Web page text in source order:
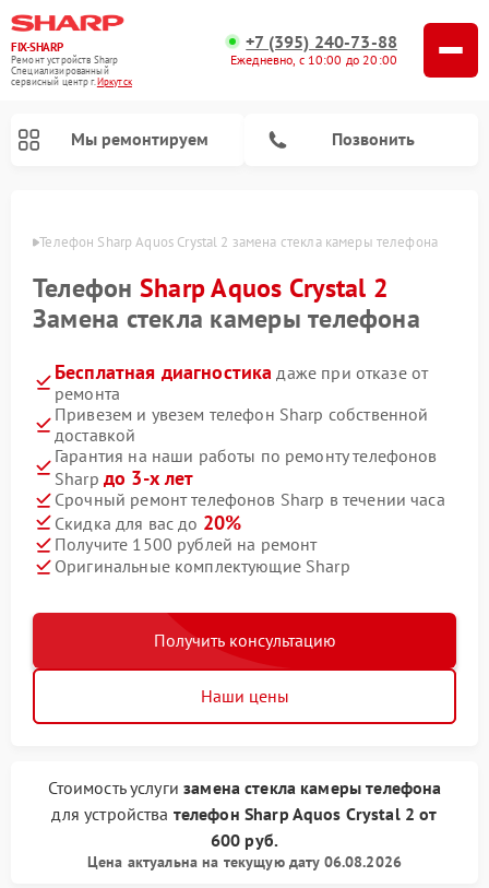
FIX-SHARP
Ремонт устройств Sharp
Специализированный
cервисный центр г.Иркутск
+7 (395) 240-73-88
Ежедневно, с 10:00 до 20:00
Мы ремонтируем Позвонить
Телефон Sharp Aquos Crystal 2 замена стекла камеры телефона
Телефон Sharp Aquos Crystal 2
Замена стекла камеры телефона
Бесплатная диагностика даже при отказе от
ремонта
Привезем и увезем телефон Sharp собственной
доставкой
Гарантия на наши работы по ремонту телефонов
Sharp до 3-х лет
Срочный ремонт телефонов Sharp в течении часа
Скидка для вас до 20%
Получите 1500 рублей на ремонт
Оригинальные комплектующие Sharp
Получить консультацию
Наши цены
Стоимость услугизамена стекла камеры телефона
для устройства телефон Sharp Aquos Crystal 2от
600 руб.
Цена актуальна на текущую дату 06.08.2026